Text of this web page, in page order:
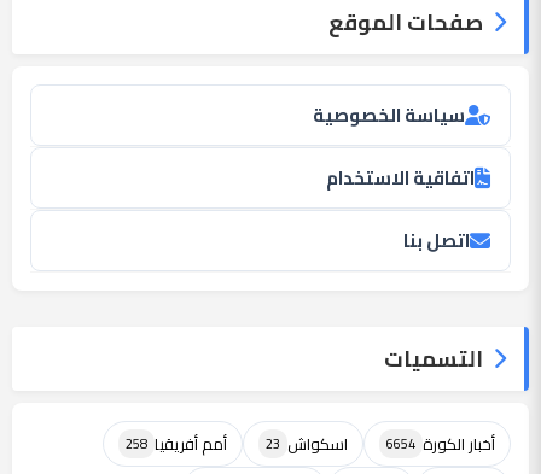
صفحات الموقع
سياسة الخصوصية
اتفاقية الاستخدام
اتصل بنا
التسميات
أخبار الكورة 6654 اسكواش 23 أمم أفريقيا 258